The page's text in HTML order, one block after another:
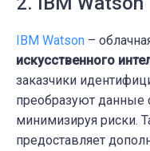
IBM Watson –
искусственного
заказчики
преобразуют данные
минимизируя риски.
предоставляет